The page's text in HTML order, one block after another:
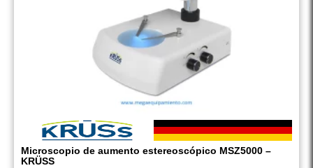
Microscopio de aumento estereoscópico MSZ5000 –
KRÜSS